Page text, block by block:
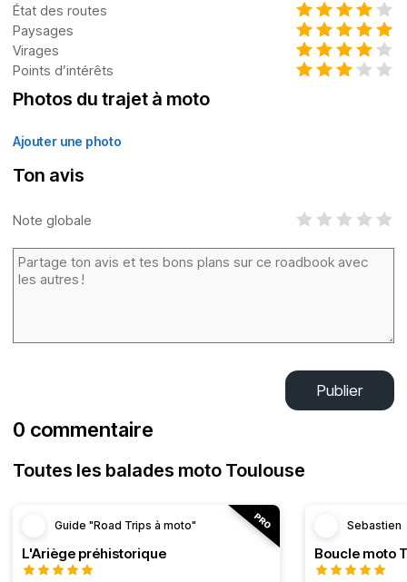
État des routes
Paysages
Virages
Points d’intérêts
Photos du trajet à moto
Ajouter une photo
Ton avis
Note globale
Publier
0 commentaire
Toutes les balades moto Toulouse
Guide "Road Trips à moto"
L'Ariège préhistorique
Sebastien